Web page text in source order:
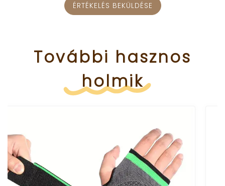
ÉRTÉKELÉS BEKÜLDÉSE
További hasznos
holmik